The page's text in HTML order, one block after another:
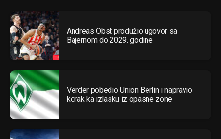
Andreas Obst produžio ugovor sa
Bajernom do 2029. godine
Verder pobedio Union Berlin i napravio
korak ka izlasku iz opasne zone